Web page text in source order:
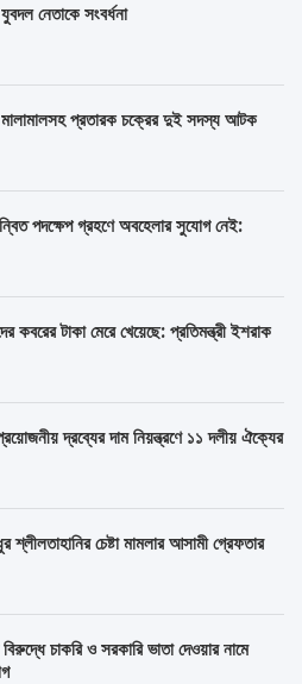
নেতাকে সংবর্ধনা
মালামালসহ প্রতারক চক্রের দুই সদস্য আটক
পদক্ষেপ গ্রহণে অবহেলার সুযোগ নেই:
কবরের টাকা মেরে খেয়েছে: প্রতিমন্ত্রী ইশরাক
দ্রব্যের দাম নিয়ন্ত্রণে ১১ দলীয় ঐক্যের
শ্লীলতাহানির চেষ্টা মামলার আসামী গ্রেফতার
চাকরি ও সরকারি ভাতা দেওয়ার নামে